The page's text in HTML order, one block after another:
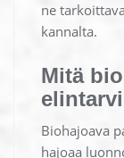
ne
kannalta.
Mitä
Biohajoava
hajoaa